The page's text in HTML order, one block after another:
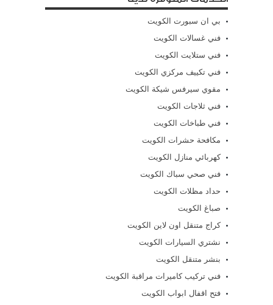
بي ان سبورت الكويت
فني غسالات الكويت
فني ستلايت الكويت
فني تكييف مركزي الكويت
مقوي سيرفس شيكة الكويت
فني ثلاجات الكويت
فني طباخات الكويت
مكافحة حشرات الكويت
كهربائي منازل الكويت
فني صحي سباك الكويت
حداد مظلات الكويت
صباغ الكويت
كراج متنقل اون لاين الكويت
نشتري السيارات الكويت
بنشر متنقل الكويت
فني تركيب كاميرات مراقبة الكويت
فتح اقفال ابواب الكويت